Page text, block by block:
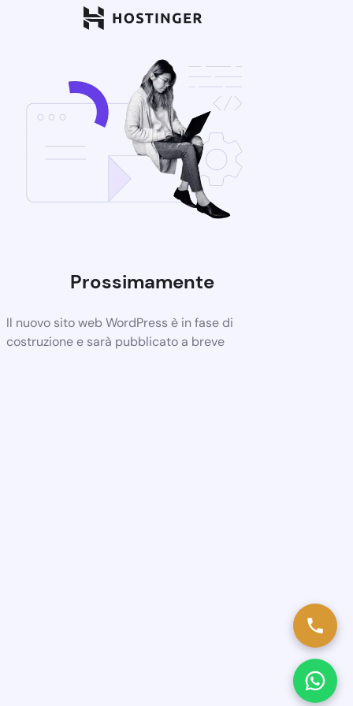
Prossimamente
Il nuovo sito web WordPress è in fase di
costruzione e sarà pubblicato a breve